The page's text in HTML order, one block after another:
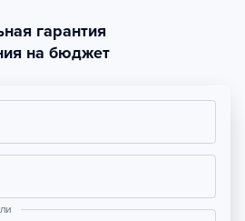
гарантия
на бюджет